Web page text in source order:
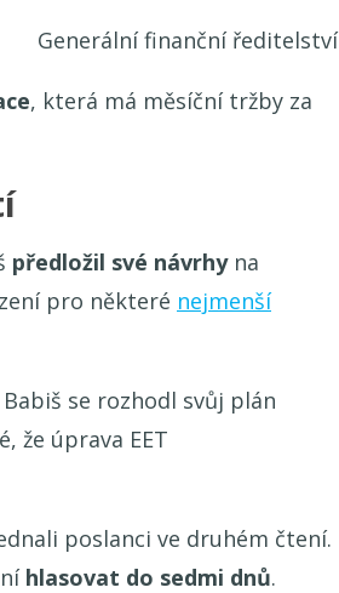
Generální finanční ředitelství
, která má měsíční tržby za
předložil své návrhyna
pro některé nejmenší
se rozhodl svůj plán
že úprava EET
poslanci ve druhém čtení.
hlasovat do sedmi dnů.